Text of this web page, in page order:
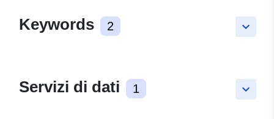
keyboard_arrow_down
Keywords 2
keyboard_arrow_down
Servizi di dati 1